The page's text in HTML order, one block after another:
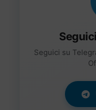
Seguici su